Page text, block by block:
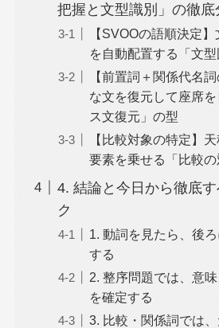
把握と文型識別」の徹底
【SVOOの語順決定
を自動配置する「文
【前置詞＋関係代名
な文を復元して座席
ス文復元」の型
【比較対象の特定】
要素を乗せる「比較
4. 結論と今日から徹底
ク
1. 動詞を見たら、後
する
2. 整序問題では、意
を確定する
3. 比較・関係詞では